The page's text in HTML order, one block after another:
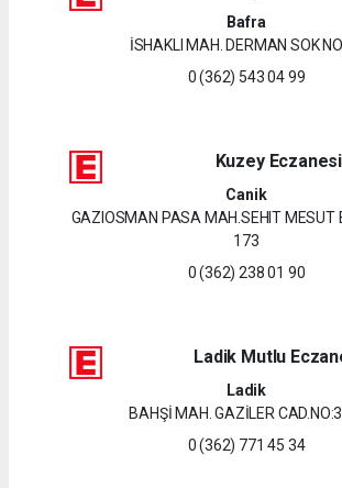
Bafra
İSHAKLI MAH. DERMAN SOK
0 (362) 543 04 99
Kuzey Eczanesi
Canik
GAZIOSMAN PASA MAH.SEHIT MESUT
173
0 (362) 238 01 90
Ladik Mutlu
Ladik
BAHŞİ MAH. GAZİLER
0 (362) 771 45 34